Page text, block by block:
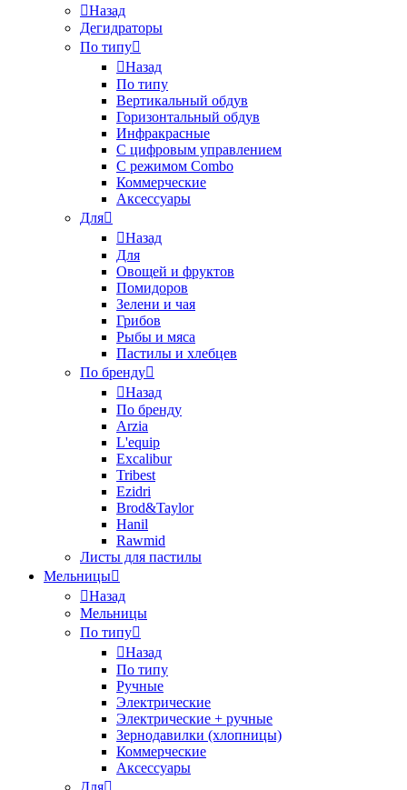
Назад
Дегидраторы
По типу
Назад
По типу
Вертикальный обдув
Горизонтальный обдув
Инфракрасные
С цифровым управлением
С режимом Combo
Коммерческие
Аксессуары
Для
Назад
Для
Овощей и фруктов
Помидоров
Зелени и чая
Грибов
Рыбы и мяса
Пастилы и хлебцев
По бренду
Назад
По бренду
Arzia
L'equip
Excalibur
Tribest
Ezidri
Brod&Taylor
Hanil
Rawmid
Листы для пастилы
Мельницы
Назад
Мельницы
По типу
Назад
По типу
Ручные
Электрические
Электрические + ручные
Зернодавилки (хлопницы)
Коммерческие
Аксессуары
Для